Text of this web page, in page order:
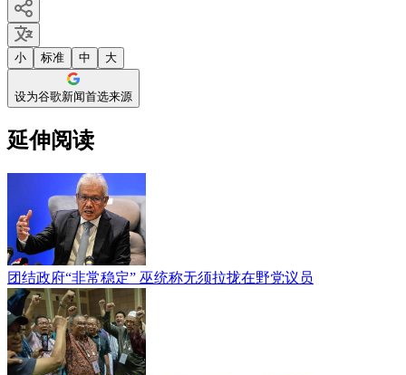
小 标准 中 大
设为谷歌新闻首选来源
延伸阅读
团结政府“非常稳定” 巫统称无须拉拢在野党议员